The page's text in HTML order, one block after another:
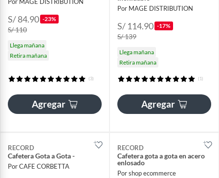
S/ 84.90 -23%
S/ 110
Llega mañana
Retira mañana
(3)
Agregar
Por MAGE DISTRIBUTION
S/ 114.90 -17%
S/ 139
Llega mañana
Retira mañana
(1)
Agregar
RECORD
Cafetera Gota a Gota -
Por CAFE CORBETTA
RECORD
Cafetera gota a gota en acero
enlosado
Por shop ecommerce